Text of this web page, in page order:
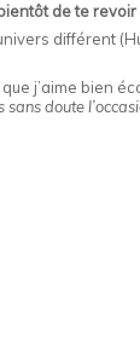
de te revoir
différent
j’aime bien
sans doute